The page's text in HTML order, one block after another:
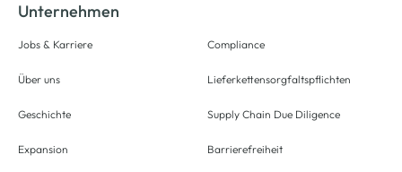
Unternehmen
Jobs & Karriere
Über uns
Geschichte
Expansion
Compliance
Lieferkettensorgfaltspflichten
Supply Chain Due Diligence
Barrierefreiheit